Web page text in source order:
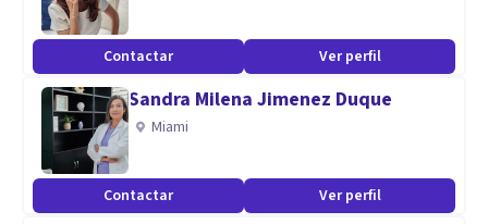
Contactar Ver perfil
Sandra Milena Jimenez Duque
Miami
Contactar Ver perfil